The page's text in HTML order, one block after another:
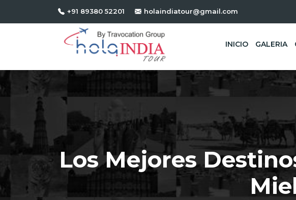
+91 89380 52201 holaindiatour@gmail.com
INICIO GALERIA
Los Mejores